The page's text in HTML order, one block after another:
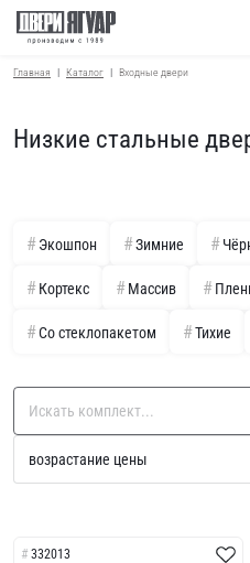
Главная Каталог Входные двери
Низкие стальные
Экошпон Зимние
Кортекс Массив
Со стеклопакетом Тихие
332013